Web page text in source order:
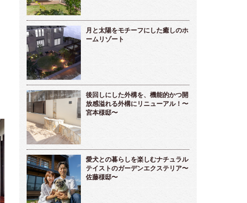
月と太陽をモチーフにした癒しのホ
ームリゾート
後回しにした外構を、機能的かつ開
放感溢れる外構にリニューアル！〜
宮本様邸〜
愛犬との暮らしを楽しむナチュラル
テイストのガーデンエクステリア〜
佐藤様邸〜